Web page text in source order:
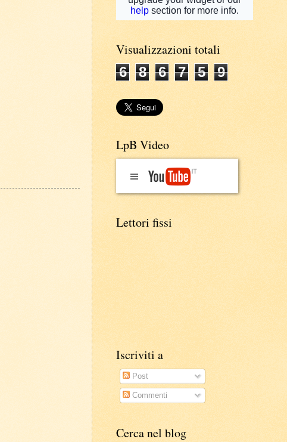
Visualizzazioni totali
6
8 6 7 5 9
LpB Video
Lettori fissi
Iscriviti a
Post
Commenti
Cerca nel blog